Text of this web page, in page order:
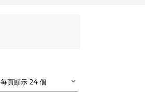
每頁顯示 24 個